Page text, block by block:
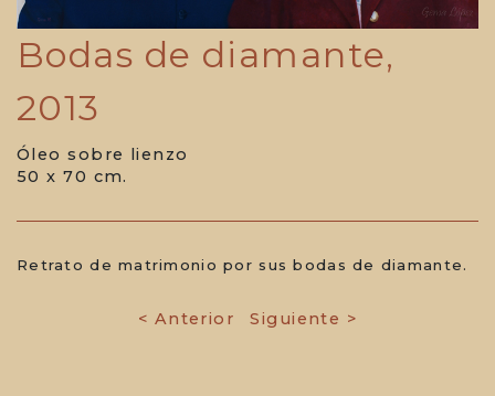
Bodas de diamante,
2013
Óleo sobre lienzo
50 x 70 cm.
Retrato de matrimonio por sus bodas de diamante.
< Anterior Siguiente >